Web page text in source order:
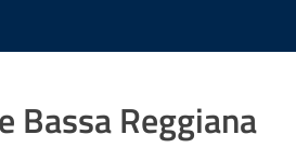
Bassa Reggiana